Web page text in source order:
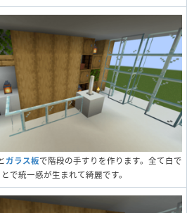
ガラス板で階段の手すりを作ります。全て白で
で統一感が生まれて綺麗です。